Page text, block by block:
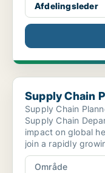
Afdelingsleder
Supply Chain Planner
Supply Chain
Supply Chain
Supply Chain
impact on global
join a rapidly
Område